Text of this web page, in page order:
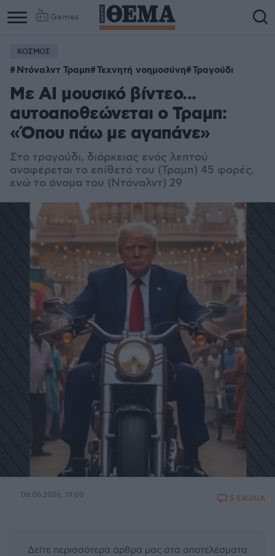
Games
ΚΟΣΜΟΣ
Ντόναλντ Τραμπ Τεχνητή νοημοσύνη Τραγούδι
Με AI μουσικό βίντεο...
αυτοαποθεώνεται ο Τραμπ:
«Όπου πάω με αγαπάνε»
Στο τραγούδι, διάρκειας ενός λεπτού
αναφέρεται το επίθετό του (Τραμπ) 45 φορές,
ενώ το όνομα του (Ντόναλντ) 29
06.06.2026, 19:00 5 ΣΧΟΛΙΑ
Δείτε περισσότερα άρθρα μας στα αποτελέσματα